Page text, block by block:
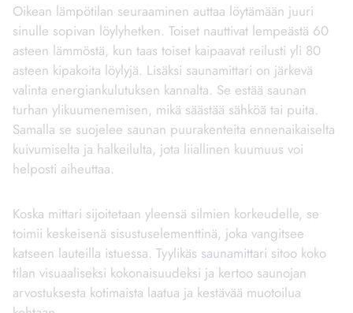
Oikean lämpötilan seuraaminen auttaa löytämään juuri
sinulle sopivan löylyhetken. Toiset nauttivat lempeästä 60
asteen lämmöstä, kun taas toiset kaipaavat reilusti yli 80
asteen kipakoita löylyjä. Lisäksi saunamittari on järkevä
valinta energiankulutuksen kannalta. Se estää saunan
turhan ylikuumenemisen, mikä säästää sähköä tai puita.
Samalla se suojelee saunan puurakenteita ennenaikaiselta
kuivumiselta ja halkeilulta, jota liiallinen kuumuus voi
helposti aiheuttaa.
Koska mittari sijoitetaan yleensä silmien korkeudelle, se
toimii keskeisenä sisustuselementtinä, joka vangitsee
katseen lauteilla istuessa. Tyylikäs saunamittari sitoo koko
tilan visuaaliseksi kokonaisuudeksi ja kertoo saunojan
arvostuksesta kotimaista laatua ja kestävää muotoilua